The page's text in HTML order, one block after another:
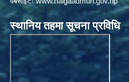
स्थानिय तहमा सूचना प्रविधि